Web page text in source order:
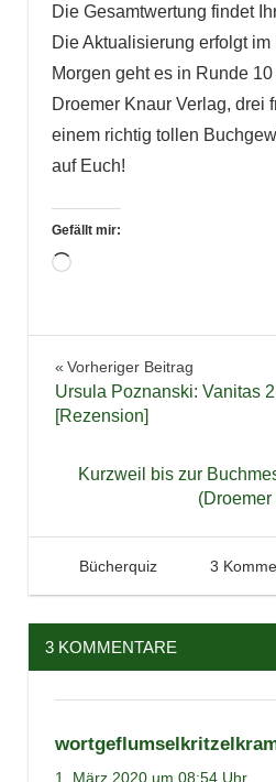
Die Gesamtwertung findet
Die Aktualisierung erfolgt im
Morgen geht es in Runde
Droemer Knaur Verlag, drei
einem richtig tollen
auf Euch!
Gefällt mir:
Wird
Gewinnspiel
Literaturquiz
Verlosung
Vorheriger Beitrag
Ursula Poznanski: Vanitas
[Rezension]
Kurzweil bis zur
(Droemer
1. März 2020
Tintenhain
Bücherquiz 3
3 KOMMENTARE
1. März 2020 um 08:54 Uhr